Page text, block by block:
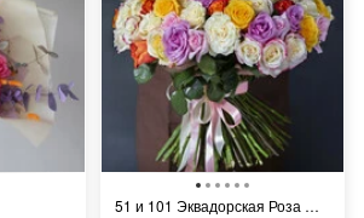
51 и 101 Эквадорская Роза Микс